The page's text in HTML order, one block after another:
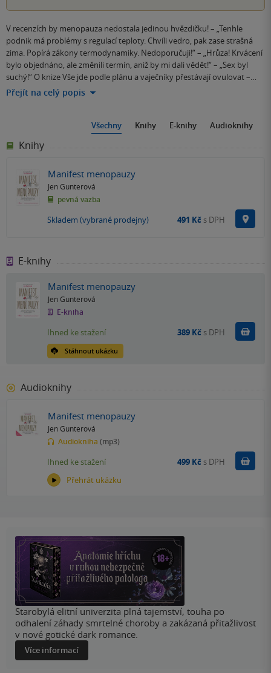
V recenzích by menopauza nedostala jedinou hvězdičku! – „Tenhle
podnik má problémy s regulací teploty. Chvíli vedro, pak zase strašná
zima. Popírá zákony termodynamiky. Nedoporučuji!“ – „Hrůza! Krvácení
bylo objednáno, ale změnili termín, aniž by mi dali vědět!“ – „Sex byl
suchý!“ O knize Vše jde podle plánu a vaječníky přestávají ovulovat –…
Přejít na celý popis
Všechny Knihy E-knihy Audioknihy
Knihy
Manifest menopauzy
Jen Gunterová
pevná vazba
Skladem (vybrané prodejny) 491 Kč s DPH
E-knihy
Manifest menopauzy
Jen Gunterová
E-kniha
Stáhnout ukázku
Ihned ke stažení 389 Kč s DPH Koupit
Audioknihy
Manifest menopauzy
Jen Gunterová
Audiokniha (mp3)
Přehrát ukázku
Ihned ke stažení 499 Kč s DPH Koupit
Starobylá elitní univerzita plná tajemství, touha po
odhalení záhady smrtelné choroby a zakázaná přitažlivost
v nové gotické dark romance.
Více informací